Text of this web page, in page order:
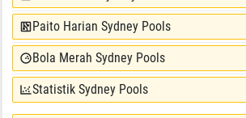
Paito Harian Sydney Pools
Bola Merah Sydney Pools
Statistik Sydney Pools